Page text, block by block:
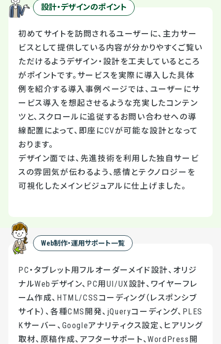
設計・デザインのポイント
初めてサイトを訪問されるユーザーに、主力サー
ビスとして提供している内容が分かりやすくご覧い
ただけるようデザイン・設計を工夫しているところ
がポイントです。サービスを実際に導入した具体
例を紹介する導入事例ページでは、ユーザーにサ
ービス導入を想起させるような充実したコンテン
ツと、スクロールに追従するお問い合わせへの導
線配置によって、即座にCVが可能な設計となって
おります。
デザイン面では、先進技術を利用した独自サービ
スの雰囲気が伝わるよう、感情とテクノロジーを
可視化したメインビジュアルに仕上げました。
Web制作・運用サポート一覧
PC・タブレット用フルオーダーメイド設計、オリジ
ナルWebデザイン、PC用UI/UX設計、ワイヤーフレ
ーム作成、HTML/CSSコーディング（レスポンシブ
サイト）、各種CMS開発、jQueryコーディング、PLES
Kサーバー、Googleアナリティクス設定、ヒアリング
取材、原稿作成、アフターサポート、WordPress開